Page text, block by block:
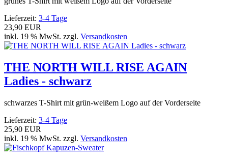
Lieferzeit: 3-4 Tage
23,90 EUR
inkl. 19 % MwSt. zzgl. Versandkosten
THE NORTH WILL RISE AGAIN
Ladies - schwarz
schwarzes T-Shirt mit grün-weißem Logo auf der Vorderseite
Lieferzeit: 3-4 Tage
25,90 EUR
inkl. 19 % MwSt. zzgl. Versandkosten